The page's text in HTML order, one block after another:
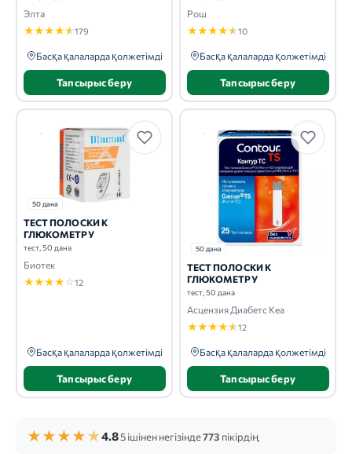
Элта
★★★★★179
Басқа қалаларда қолжетімді
Тапсырыс беру
Рош
★★★★★10
Басқа қалаларда қолжетімді
Тапсырыс беру
50 дана
ТЕСТ ПОЛОСКИ К
ГЛЮКОМЕТРУ
тест, 50 дана
Биотек
★★★★ ☆12
Басқа қалаларда қолжетімді
Тапсырыс беру
50 дана
ТЕСТ ПОЛОСКИ К
ГЛЮКОМЕТРУ
тест, 50 дана
Асцензия Диабетс Кеа
★★★★★12
Басқа қалаларда қолжетімді
Тапсырыс беру
★★★★★4.85 ішінен негізінде773 пікірдің